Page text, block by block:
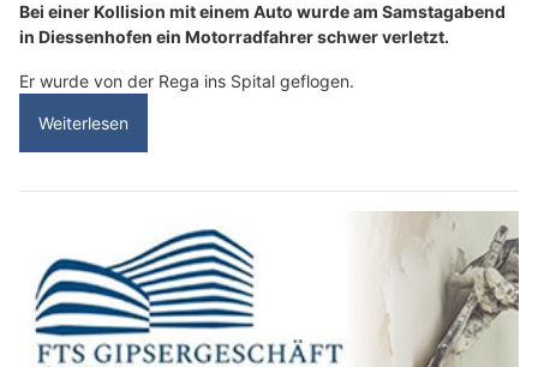
Bei einer Kollision mit einem Auto wurde am Samstagabend
in Diessenhofen ein Motorradfahrer schwer verletzt.
Er wurde von der Rega ins Spital geflogen.
Weiterlesen